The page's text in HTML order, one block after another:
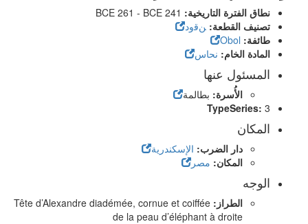
نطاق الفترة التاريخية: BCE 261 - BCE 241
تصنيف القطعة: ﻦﻗﻭﺩ
طائفة: Obol
المادة الخام: نحاس
المسئول عنها
الأُسرة: بطالمة
TypeSeries: 3
المكان
دار الضرب: الإسكندرية
المكان: مصر
الوجه
الطراز: Tête d’Alexandre diadémée, cornue et coiffée
de la peau d’éléphant à droite